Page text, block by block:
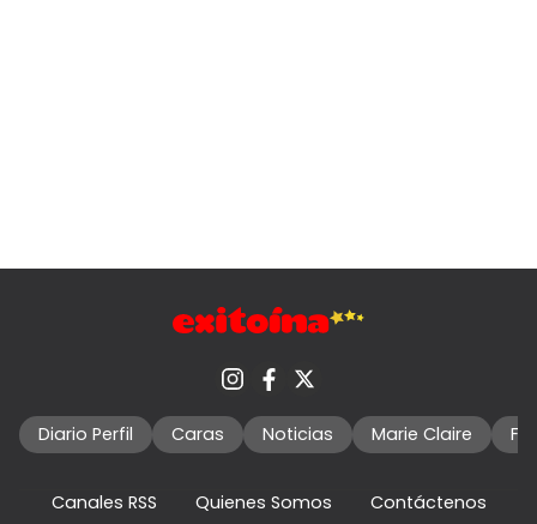
Diario Perfil Caras Noticias Marie Claire
Canales RSS Quienes Somos Contáctenos